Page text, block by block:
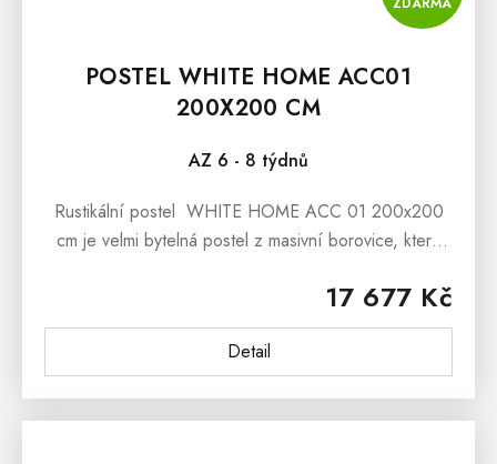
POSTEL WHITE HOME ACC01
200X200 CM
AZ 6 - 8 týdnů
17 677 Kč
Detail
Rustikální postel WHITE HOME ACC 01 200x200
cm je velmi bytelná postel z masivní borovice, která
dětského i studentského...